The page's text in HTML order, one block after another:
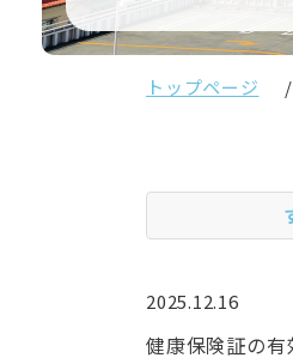
トップページ
2025.12.16
健康保険証の